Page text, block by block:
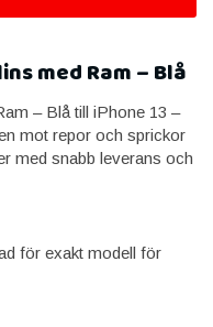
med Ram – Blå
– Blå till iPhone 13 –
mot repor och sprickor
med snabb leverans och
för exakt modell för